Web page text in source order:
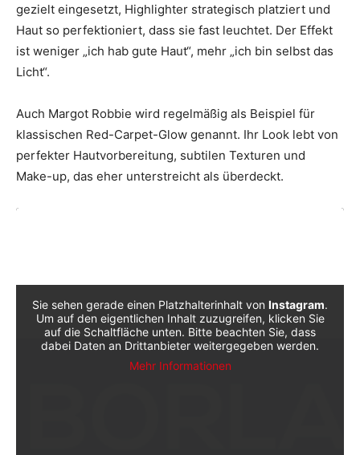
gezielt eingesetzt, Highlighter strategisch platziert und
Haut so perfektioniert, dass sie fast leuchtet. Der Effekt
ist weniger „ich hab gute Haut“, mehr „ich bin selbst das
Licht“.
Auch Margot Robbie wird regelmäßig als Beispiel für
klassischen Red-Carpet-Glow genannt. Ihr Look lebt von
perfekter Hautvorbereitung, subtilen Texturen und
Make-up, das eher unterstreicht als überdeckt.
Sie sehen gerade einen Platzhalterinhalt von Instagram.
Um auf den eigentlichen Inhalt zuzugreifen, klicken Sie
auf die Schaltfläche unten. Bitte beachten Sie, dass
dabei Daten an Drittanbieter weitergegeben werden.
Mehr Informationen